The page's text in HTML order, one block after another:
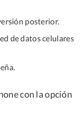
posterior.
de datos celulares
con la opción